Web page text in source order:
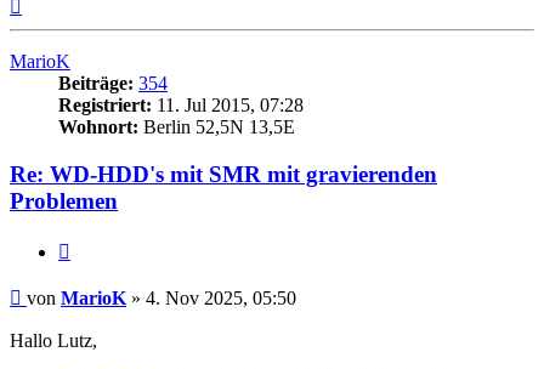
MarioK
Beiträge: 354
Registriert: 11. Jul 2015, 07:28
Wohnort: Berlin 52,5N 13,5E
Re: WD-HDD's mit SMR mit gravierenden
Problemen
Beitrag
von MarioK » 4. Nov 2025, 05:50
Hallo Lutz,